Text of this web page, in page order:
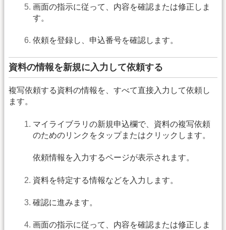
画面の指示に従って、内容を確認または修正しま
す。
依頼を登録し、申込番号を確認します。
資料の情報を新規に入力して依頼する
複写依頼する資料の情報を、すべて直接入力して依頼し
ます。
マイライブラリの新規申込欄で、資料の複写依頼
のためのリンクをタップまたはクリックします。
依頼情報を入力するページが表示されます。
資料を特定する情報などを入力します。
確認に進みます。
画面の指示に従って、内容を確認または修正しま